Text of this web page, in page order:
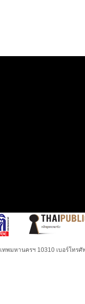
พมหานครฯ 10310 เบอร์โทร